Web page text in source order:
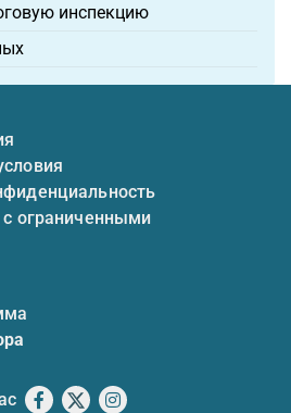
инспекцию
ограниченными
Facebook
X Instagram